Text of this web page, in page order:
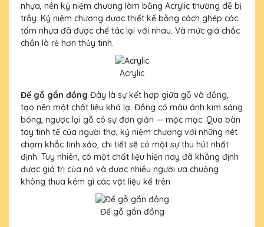
nhựa, nên kỷ niệm chương làm bằng Acrylic thường dễ bị
trầy. Kỷ niệm chương được thiết kế bằng cách ghép các
tấm nhựa đã được chế tác lại với nhau. Và mức giá chắc
chắn là rẻ hơn thủy tinh.
Acrylic
Đế gỗ gắn đồng Đây là sự kết hợp giữa gỗ và đồng,
tạo nên một chất liệu khá lạ. Đồng có màu ánh kim sáng
bóng, ngược lại gỗ có sự đơn giản — mộc mạc. Qua bàn
tay tinh tế của người thợ, kỷ niệm chương với những nét
chạm khắc tinh xảo, chi tiết sẽ có một sự thu hút nhất
định. Tuy nhiên, có một chất liệu hiện nay đã khẳng định
được giá trị của nó và được nhiều người ưa chuộng
không thua kém gì các vật liệu kể trên
Đế gỗ gắn đồng